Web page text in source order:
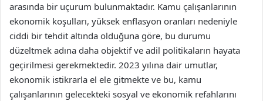
arasında bir uçurum bulunmaktadır. Kamu çalışanlarının
ekonomik koşulları, yüksek enflasyon oranları nedeniyle
ciddi bir tehdit altında olduğuna göre, bu durumu
düzeltmek adına daha objektif ve adil politikaların hayata
geçirilmesi gerekmektedir. 2023 yılına dair umutlar,
ekonomik istikrarla el ele gitmekte ve bu, kamu
çalışanlarının gelecekteki sosyal ve ekonomik refahlarını